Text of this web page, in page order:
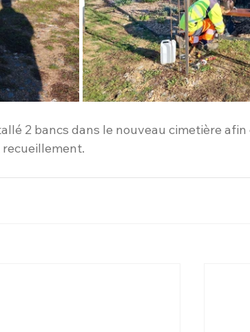
2 bancs dans le nouveau cimetière